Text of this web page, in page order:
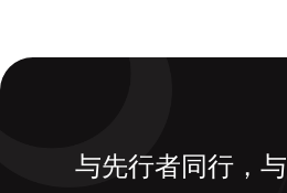
与先行者同行，